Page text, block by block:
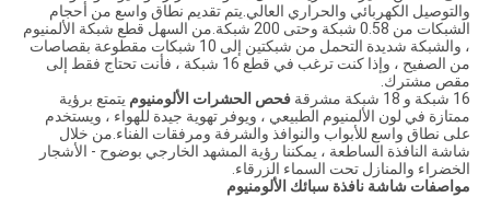
والتوصيل الكهربائي والحراري العالي.يتم تقديم نطاق واسع من أحجام
الشبكات من 0.58 شبكة وحتى 200 شبكة.من السهل قطع شبكة الألمنيوم
، والشبكة شديدة التحمل من شبكتين إلى 10 شبكات مقطوعة بقصاصات
من الصفيح ، وإذا كنت ترغب في قطع 16 شبكة ، فأنت تحتاج فقط إلى
مقص مشترك.
16 شبكة و 18 شبكة مشرقة
فحص الحشرات الألومنيوم يتمتع برؤية
ممتازة في لون الألمنيوم الطبيعي ، ويوفر تهوية جيدة للهواء ، ويستخدم
على نطاق واسع للأبواب والنوافذ والشرفة ومرفقات الفناء.من خلال
شاشة النافذة الساطعة ، يمكننا رؤية المشهد الخارجي بوضوح - الأشجار
الخضراء والمنازل تحت السماء الزرقاء.
مواصفات شاشة نافذة سبائك الألومنيوم